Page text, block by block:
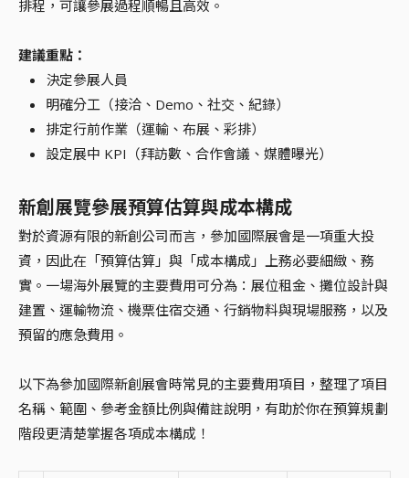
排程，可讓參展過程順暢且高效。
建議重點：
決定參展人員
明確分工（接洽、Demo、社交、紀錄）
排定行前作業（運輸、布展、彩排）
設定展中 KPI（拜訪數、合作會議、媒體曝光）
新創展覽參展預算估算與成本構成
對於資源有限的新創公司而言，參加國際展會是一項重大投
資，因此在「預算估算」與「成本構成」上務必要細緻、務
實。一場海外展覽的主要費用可分為：展位租金、攤位設計與
建置、運輸物流、機票住宿交通、行銷物料與現場服務，以及
預留的應急費用。
以下為參加國際新創展會時常見的主要費用項目，整理了項目
名稱、範圍、參考金額比例與備註說明，有助於你在預算規劃
階段更清楚掌握各項成本構成！